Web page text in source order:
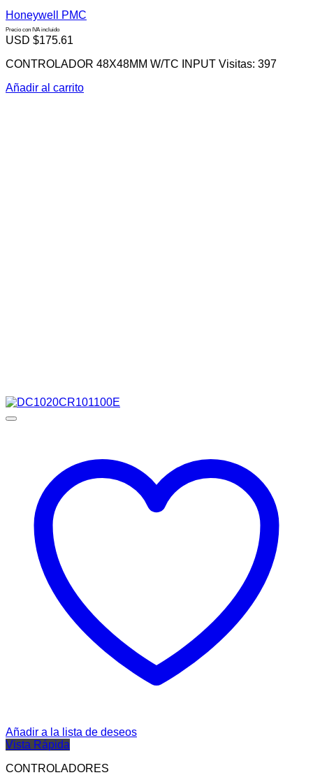
Honeywell PMC
Precio con IVA incluido
USD $175.61
CONTROLADOR 48X48MM W/TC INPUT Visitas: 397
Añadir al carrito
Añadir a la lista de deseos
Vista Rápida
CONTROLADORES